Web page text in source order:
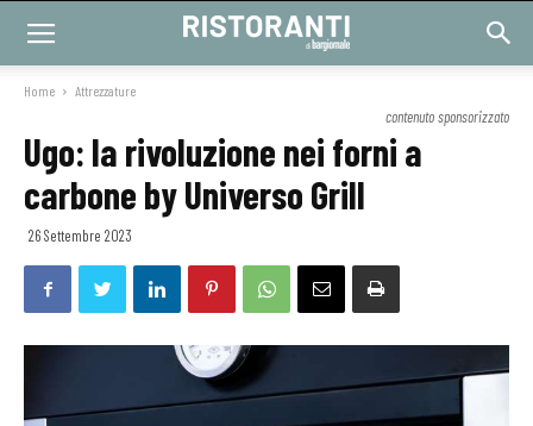
Home Attrezzature
contenuto sponsorizzato
Ugo: la rivoluzione nei forni a
carbone by Universo Grill
26 Settembre 2023